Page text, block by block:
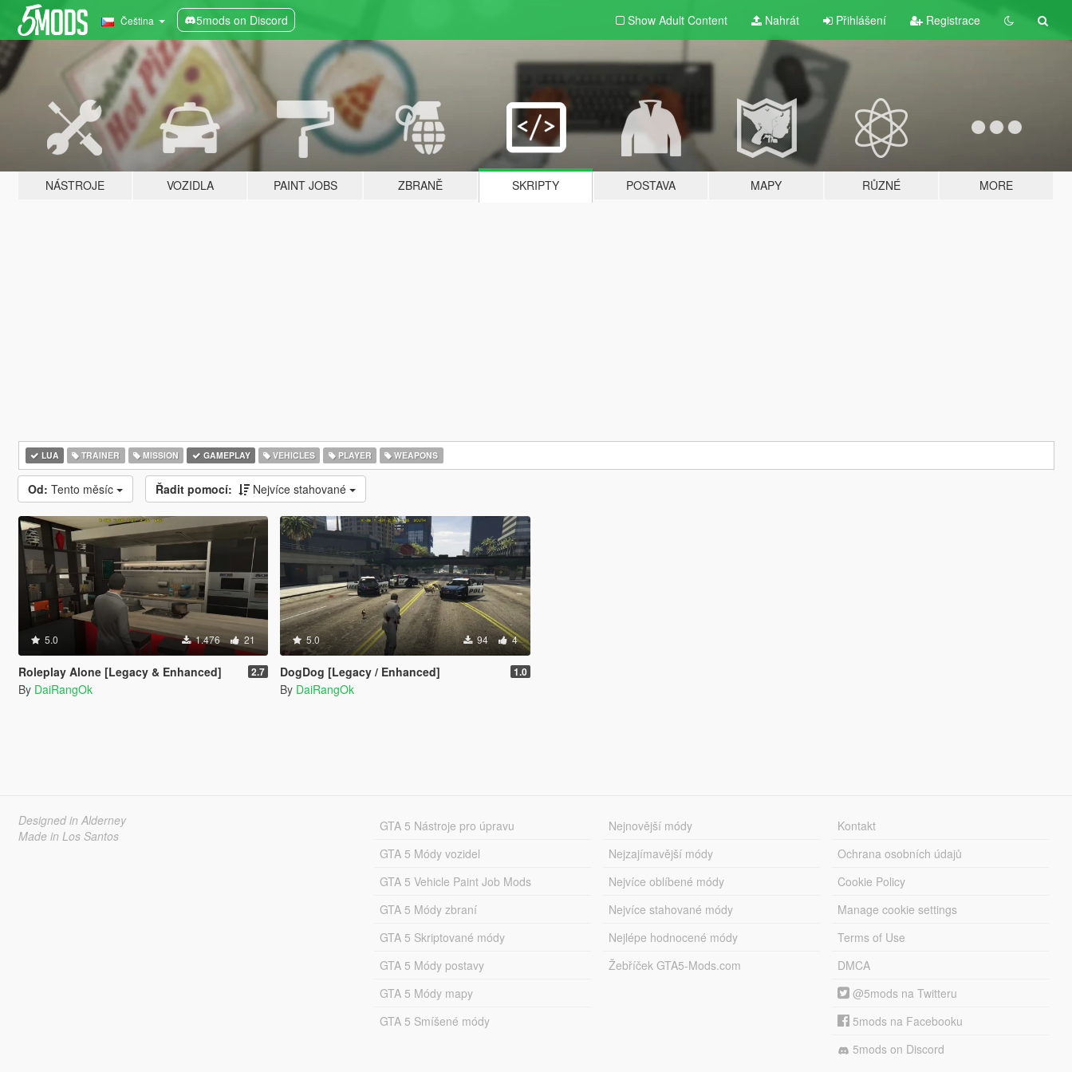
Čeština 5mods on Discord Show Adult Content Nahrát Přihlášení Registrace
NÁSTROJE VOZIDLA PAINT JOBS ZBRANĚ SKRIPTY POSTAVA MAPY RŮZNÉ MORE
LUA TRAINER MISSION GAMEPLAY VEHICLES PLAYER WEAPONS
Od: Tento měsíc Řadit pomocí: Nejvíce stahované
5.0 1.476 21
Roleplay Alone [Legacy & Enhanced] 2.7
By DaiRangOk
5.0 94 4
DogDog [Legacy / Enhanced] 1.0
By DaiRangOk
Designed in Alderney
Made in Los Santos
GTA 5 Nástroje pro úpravu
GTA 5 Módy vozidel
GTA 5 Vehicle Paint Job Mods
GTA 5 Módy zbraní
GTA 5 Skriptované módy
GTA 5 Módy postavy
GTA 5 Módy mapy
GTA 5 Smíšené módy
Nejnovější módy
Nejzajímavější módy
Nejvíce oblíbené módy
Nejvíce stahované módy
Nejlépe hodnocené módy
Žebříček GTA5-Mods.com
Kontakt
Ochrana osobních údajů
Cookie Policy
Manage cookie settings
Terms of Use
DMCA
@5mods na Twitteru
5mods na Facebooku
5mods on Discord